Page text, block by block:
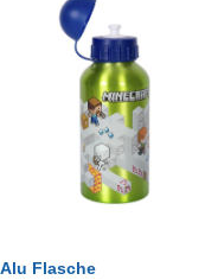
Flasche